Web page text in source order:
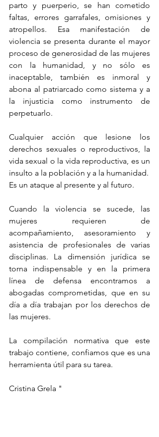
parto y puerperio, se han cometido
faltas, errores garrafales, omisiones y
atropellos. Esa manifestación de
violencia se presenta durante el mayor
proceso de generosidad de las mujeres
con la humanidad, y no sólo es
inaceptable, también es inmoral y
abona al patriarcado como sistema y a
la injusticia como instrumento de
perpetuarlo.
Cualquier acción que lesione los
derechos sexuales o reproductivos, la
vida sexual o la vida reproductiva, es un
Es un ataque al presente y al futuro.
Cuando la violencia se sucede, las
mujeres requieren de
acompañamiento, asesoramiento y
asistencia de profesionales de varias
disciplinas. La dimensión jurídica se
torna indispensable y en la primera
línea de defensa encontramos a
abogadas comprometidas, que en su
día a día trabajan por los derechos de
las mujeres.
La compilación normativa que este
trabajo contiene, confiamos que es una
herramienta útil para su tarea.
Cristina Grela "